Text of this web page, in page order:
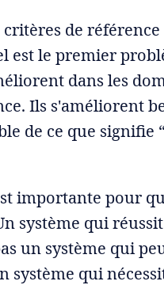
critères de
est le premier
dans les
Ils s'améliorent
de ce que signifie
importante pour
système qui
un système qui
système qui